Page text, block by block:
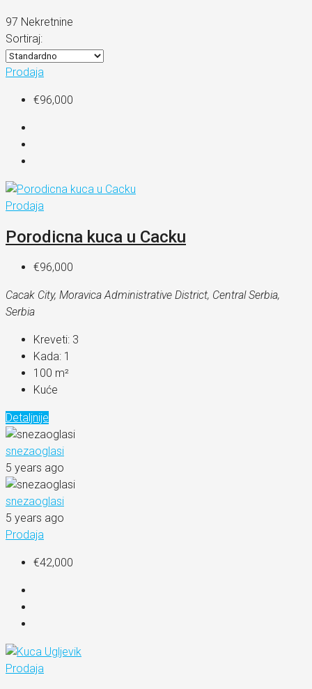
97 Nekretnine
Sortiraj:
Prodaja
€96,000
Prodaja
Porodicna kuca u Cacku
€96,000
Cacak City, Moravica Administrative District, Central Serbia,
Serbia
Kreveti: 3
Kada: 1
100 m²
Kuće
Detaljnije
snezaoglasi
5 years ago
snezaoglasi
5 years ago
Prodaja
€42,000
Prodaja